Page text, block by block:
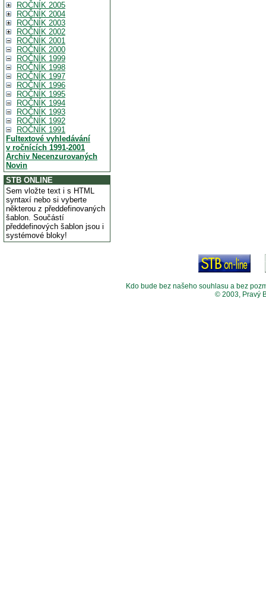
ROČNÍK 2005
ROČNÍK 2004
ROČNÍK 2003
ROČNÍK 2002
ROČNÍK 2001
ROČNÍK 2000
ROČNÍK 1999
ROČNÍK 1998
ROČNÍK 1997
ROČNÍK 1996
ROČNÍK 1995
ROČNÍK 1994
ROČNÍK 1993
ROČNÍK 1992
ROČNÍK 1991
Fultextové vyhledávání
v ročnících 1991-2001
Archiv Necenzurovaných
Novin
STB ONLINE
Sem vložte text i s HTML
syntaxí nebo si vyberte
některou z předdefinovaných
šablon. Součástí
předdefinových šablon jsou i
systémové bloky!
Kdo bude bez našeho souhlasu a bez
© 2003, Pravý